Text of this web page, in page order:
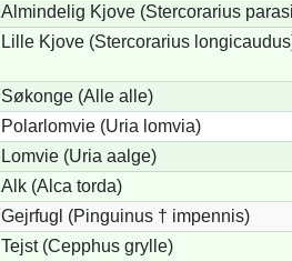
Almindelig Kjove (Stercorarius
Lille Kjove (Stercorarius
Søkonge (Alle alle)
Polarlomvie (Uria lomvia)
Lomvie (Uria aalge)
Alk (Alca torda)
Gejrfugl (Pinguinus † impennis)
Tejst (Cepphus grylle)